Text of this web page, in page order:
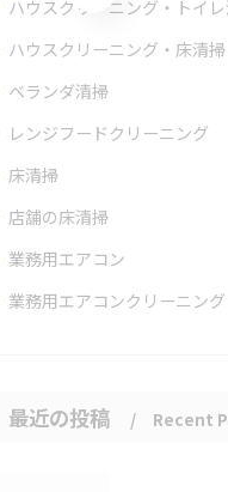
ハウスクリーニング・トイレ清掃・浴室清掃・キッチン清掃・レ
ハウスクリーニング・床清掃・施設の床・オ
ベランダ清掃
レンジフードクリーニング
床清掃
店舗の床清掃
業務用エアコン
業務用エアコンクリーニング・店舗
最近の投稿 Recent